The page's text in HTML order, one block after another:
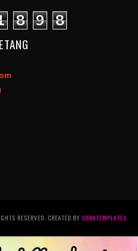
8 9 8
RESERVED. CREATED BY SORATEMPLATES